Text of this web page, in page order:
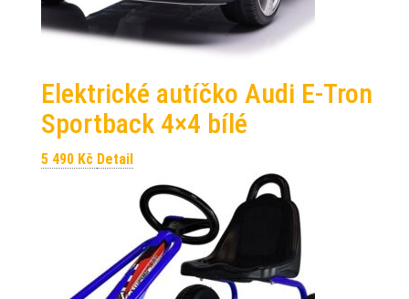
Elektrické autíčko Audi E-Tron
Sportback 4×4 bílé
5 490 Kč Detail